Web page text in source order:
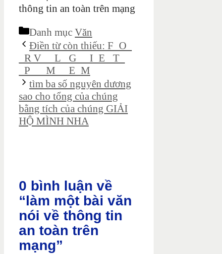
thông tin an toàn trên mạng
Danh mục Văn
Điền từ còn thiếu: F_O_
_R V_ _L_ G_ _I_E_ T_
_P_ _ M_ _E_M
tìm ba số nguyên dương
sao cho tổng của chúng
bằng tích của chúng GIẢI
HỘ MÌNH NHA
0 bình luận về
“làm một bài văn
nói về thông tin
an toàn trên
mạng”